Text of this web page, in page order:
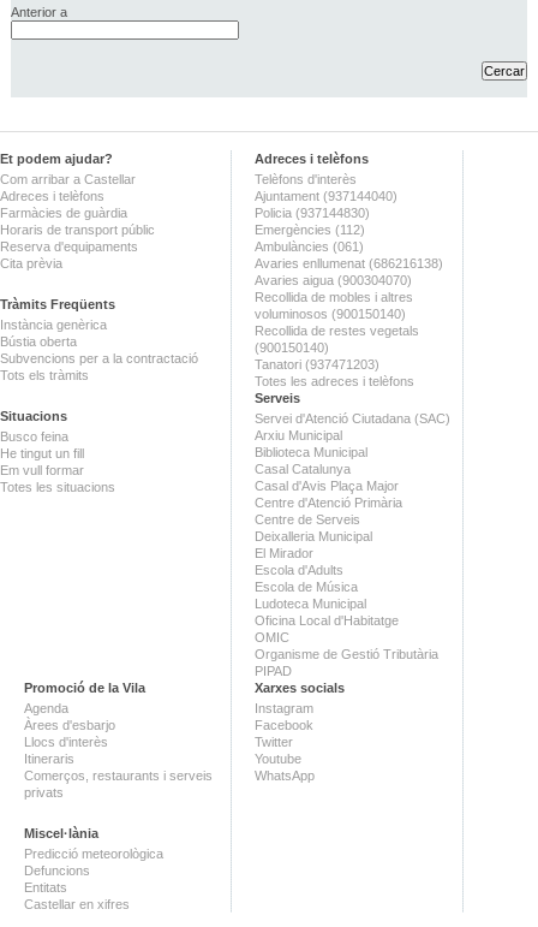
Anterior a
Et podem ajudar?
Com arribar a Castellar
Adreces i telèfons
Farmàcies de guàrdia
Horaris de transport públic
Reserva d'equipaments
Cita prèvia
Tràmits Freqüents
Instància genèrica
Bústia oberta
Subvencions per a la contractació
Tots els tràmits
Situacions
Busco feina
He tingut un fill
Em vull formar
Totes les situacions
Adreces i telèfons
Telèfons d'interès
Ajuntament (937144040)
Policia (937144830)
Emergències (112)
Ambulàncies (061)
Avaries enllumenat (686216138)
Avaries aigua (900304070)
Recollida de mobles i altres
voluminosos (900150140)
Recollida de restes vegetals
(900150140)
Tanatori (937471203)
Totes les adreces i telèfons
Serveis
Servei d'Atenció Ciutadana (SAC)
Arxiu Municipal
Biblioteca Municipal
Casal Catalunya
Casal d'Avis Plaça Major
Centre d'Atenció Primària
Centre de Serveis
Deixalleria Municipal
El Mirador
Escola d'Adults
Escola de Música
Ludoteca Municipal
Oficina Local d'Habitatge
OMIC
Organisme de Gestió Tributària
PIPAD
Promoció de la Vila
Agenda
Àrees d'esbarjo
Llocs d'interès
Itineraris
Comerços, restaurants i serveis
privats
Miscel·lània
Predicció meteorològica
Defuncions
Entitats
Castellar en xifres
Xarxes socials
Instagram
Facebook
Twitter
Youtube
WhatsApp